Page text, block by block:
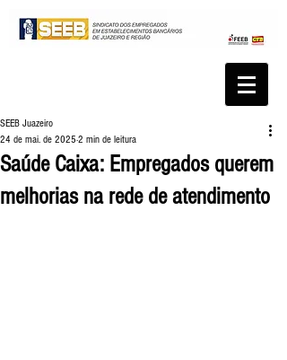
Saúde Caixa: Empregados querem
melhorias na rede de atendimento
SEEB Juazeiro
24 de mai. de 2025 2 min de leitura